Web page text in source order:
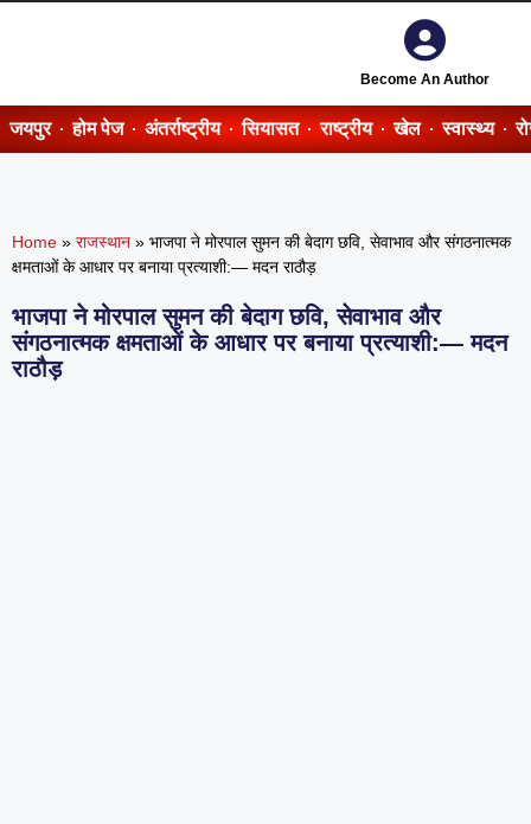
Become An Author
जयपुर होम पेज अंतर्राष्ट्रीय सियासत राष्ट्रीय खेल स्वास्थ्य
Home » राजस्थान » भाजपा ने मोरपाल सुमन की बेदाग छवि, सेवाभाव और संगठनात्मक
क्षमताओं के आधार पर बनाया प्रत्याशी:— मदन राठौड़
भाजपा ने मोरपाल सुमन की बेदाग छवि, सेवाभाव और
संगठनात्मक क्षमताओं के आधार पर बनाया प्रत्याशी:— मदन
राठौड़